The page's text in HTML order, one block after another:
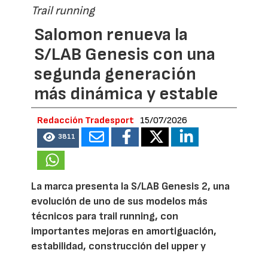
Trail running
Salomon renueva la
S/LAB Genesis con una
segunda generación
más dinámica y estable
Redacción Tradesport 15/07/2026
3811
La marca presenta la S/LAB Genesis 2, una
evolución de uno de sus modelos más
técnicos para trail running, con
importantes mejoras en amortiguación,
estabilidad, construcción del upper y